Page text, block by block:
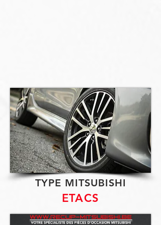
TYPE MITSUBISHI
ETACS